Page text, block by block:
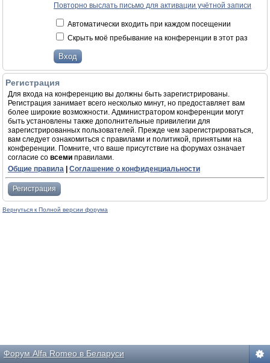
Повторно выслать письмо для активации учётной записи
Автоматически входить при каждом посещении
Скрыть моё пребывание на конференции в этот раз
Регистрация
Для входа на конференцию вы должны быть зарегистрированы.
Регистрация занимает всего несколько минут, но предоставляет вам
более широкие возможности. Администратором конференции могут
быть установлены также дополнительные привилегии для
зарегистрированных пользователей. Прежде чем зарегистрироваться,
вам следует ознакомиться с правилами и политикой, принятыми на
конференции. Помните, что ваше присутствие на форумах означает
согласие со всеми правилами.
Общие правила
Соглашение о конфиденциальности
Регистрация
Вернуться к Полной версии форума
Форум Alfa Romeo в Беларуси